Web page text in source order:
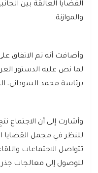
القضايا العالقة بين
والموازنة.
وأضافت أنه تم الاتفاق
لما نص عليه الدستور
برئاسة محمد
وأشارت إلى أن الاجتماع
للنظر في مجمل القضايا
تتواصل الاجتماعات
للوصول إلى معالجات